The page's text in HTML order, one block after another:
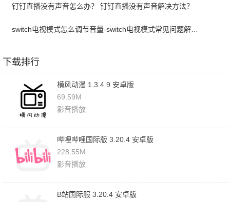
钉钉直播没有声音怎么办？ 钉钉直播没有声音解决方法？
switch电视模式怎么调节音量-switch电视模式常见问题解决方案
下载排行
横风动漫 1.3.4.9 安卓版
69.59M
影音播放
哔哩哔哩国际版 3.20.4 安卓版
228.55M
影音播放
B站国际服 3.20.4 安卓版